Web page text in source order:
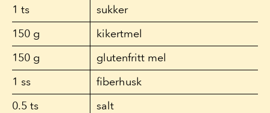
1 ts
sukker
150 g
kikertmel
150 g
glutenfritt mel
1 ss
fiberhusk
0.5 ts
salt